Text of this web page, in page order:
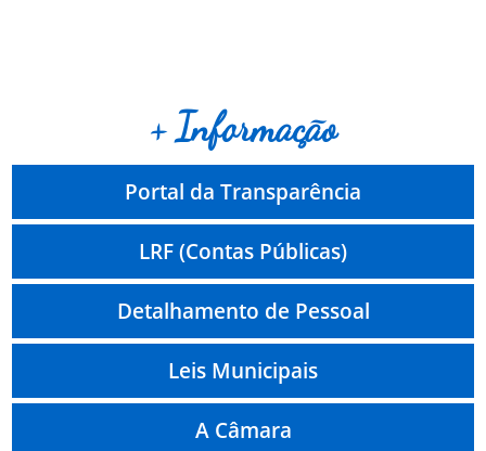
+ Informação
Portal da Transparência
LRF (Contas Públicas)
Detalhamento de Pessoal
Leis Municipais
A Câmara